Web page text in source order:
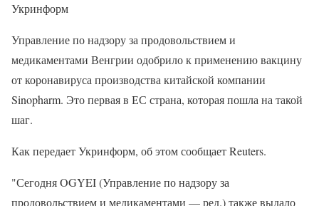
Укринформ
Управление по надзору за продовольствием и
медикаментами Венгрии одобрило к применению вакцину
от коронавируса производства китайской компании
Sinopharm. Это первая в ЕС страна, которая пошла на такой
шаг.
Как передает Укринформ, об этом сообщает Reuters.
"Сегодня OGYEI (Управление по надзору за
продовольствием и медикаментами — ред.) также выдало